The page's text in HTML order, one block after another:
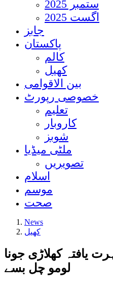
ستمبر 2025
اگست 2025
جابز
پاکستان
کالم
کھیل
بین الاقوامی
خصوصی رپورٹ
تعلیم
کاروبار
شوبز
ملٹی میڈیا
تصویریں
اسلام
موسم
صحت
News
کھیل
یافتہ کھلاڑی جونا
لومو چل بسے